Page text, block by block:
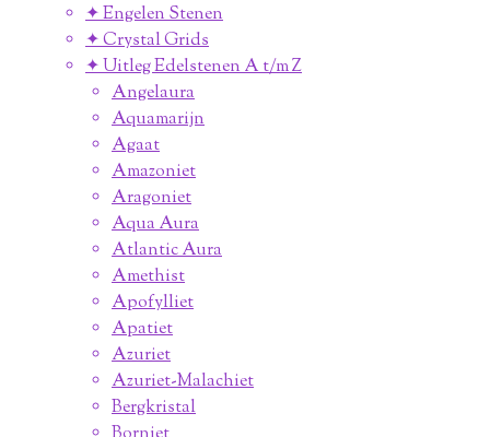
✦ Engelen Stenen
✦ Crystal Grids
✦ Uitleg Edelstenen A t/m Z
Angelaura
Aquamarijn
Agaat
Amazoniet
Aragoniet
Aqua Aura
Atlantic Aura
Amethist
Apofylliet
Apatiet
Azuriet
Azuriet-Malachiet
Bergkristal